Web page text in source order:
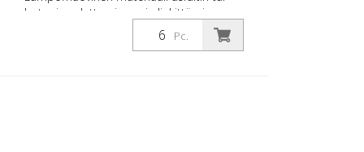
betonin sulattamiseen ja liekittämiseen.
Ihanteellinen nopeisiin merkintöihin.
Ihanteellinen ratkaisu mm: -
Pc.